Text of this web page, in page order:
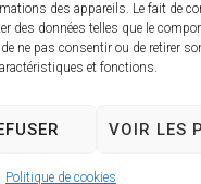
des appareils. Le fait de
des données telles que le
ne pas consentir ou de retirer
et fonctions.
VOIR LES
Politique de cookies